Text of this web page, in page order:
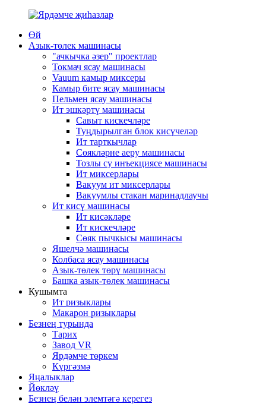
Өй
Азык-төлек машинасы
"ачкычка әзер" проектлар
Токмач ясау машинасы
Vauum камыр миксеры
Камыр бите ясау машинасы
Пельмен ясау машинасы
Ит эшкәртү машинасы
Савыт кискечләре
Туңдырылган блок кисүчеләр
Ит тарткычлар
Сөякләрне аеру машинасы
Тозлы су инъекциясе машинасы
Ит миксерлары
Вакуум ит миксерлары
Вакуумлы стакан маринадлаучы
Ит кисү машинасы
Ит кисәкләре
Ит кискечләре
Сөяк пычкысы машинасы
Яшелчә машинасы
Колбаса ясау машинасы
Азык-төлек төрү машинасы
Башка азык-төлек машинасы
Кушымта
Ит ризыклары
Макарон ризыклары
Безнең турында
Тарих
Завод VR
Ярдәмче төркем
Күргәзмә
Яңалыклар
Йөкләү
Безнең белән элемтәгә керегез